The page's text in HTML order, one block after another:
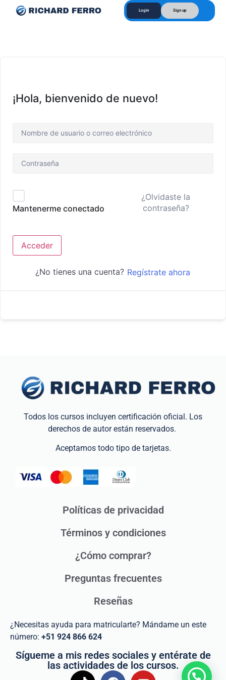
Login Sign up
¡Hola, bienvenido de nuevo!
Mantenerme conectado
¿Olvidaste la
contraseña?
Acceder
¿No tienes una cuenta? Regístrate ahora
Todos los cursos incluyen certificación oficial. Los
derechos de autor están reservados.
Aceptamos todo tipo de tarjetas.
Políticas de privacidad
Términos y condiciones
¿Cómo comprar?
Preguntas frecuentes
Reseñas
¿Necesitas ayuda para matricularte? Mándame un este
número: +51 924 866 624
Sígueme a mis redes sociales y entérate de
las actividades de los cursos.